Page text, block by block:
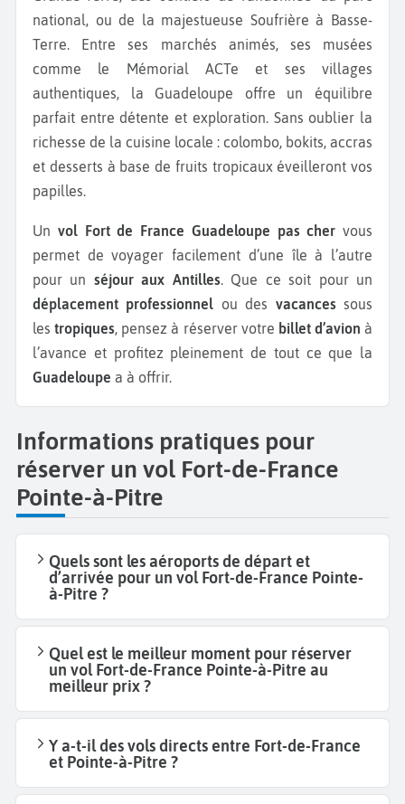
national, ou de la majestueuse Soufrière à Basse-
Terre. Entre ses marchés animés, ses musées
comme le Mémorial ACTe et ses villages
authentiques, la Guadeloupe offre un équilibre
parfait entre détente et exploration. Sans oublier la
richesse de la cuisine locale : colombo, bokits, accras
et desserts à base de fruits tropicaux éveilleront vos
papilles.
Un vol Fort de France Guadeloupe pas cher vous
permet de voyager facilement d’une île à l’autre
pour un séjour aux Antilles . Que ce soit pour un
déplacement professionnel ou des vacances sous
lestropiques , pensez à réserver votre billet d’avion à
l’avance et profitez pleinement de tout ce que la
Guadeloupe a à offrir.
Informations pratiques pour
réserver un vol Fort-de-France
Pointe-à-Pitre
Quels sont les aéroports de départ et
d’arrivée pour un vol Fort-de-France Pointe-
à-Pitre ?
Quel est le meilleur moment pour réserver
un vol Fort-de-France Pointe-à-Pitre au
meilleur prix ?
Y a-t-il des vols directs entre Fort-de-France
et Pointe-à-Pitre ?